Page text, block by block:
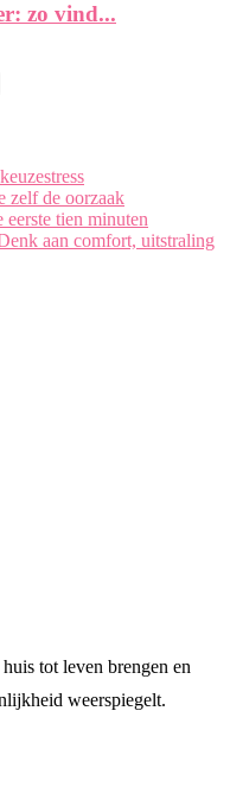
zo vind...
zelf de oorzaak
tien minuten
aan comfort, uitstraling
tot leven brengen en
weerspiegelt.